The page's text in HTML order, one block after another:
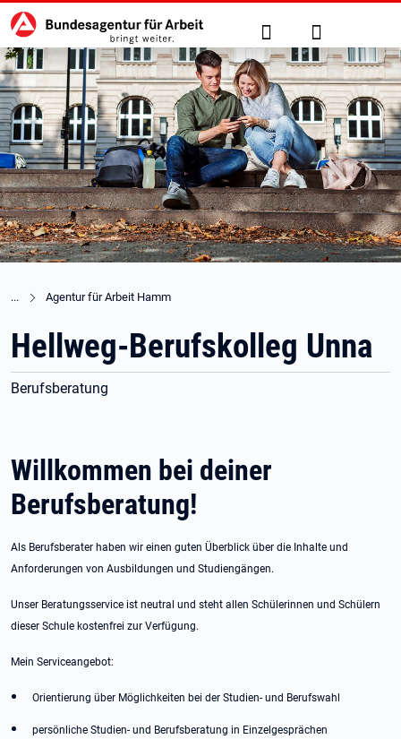
zu den Hauptinhalten springen
Hauptnavigation Suche Anmelden
Agentur für Arbeit Hamm
Hellweg-Berufskolleg Unna
Berufsberatung
Willkommen bei deiner
Berufsberatung!
Als Berufsberater haben wir einen guten Überblick über die Inhalte und
Anforderungen von Ausbildungen und Studiengängen.
Unser Beratungsservice ist neutral und steht allen Schülerinnen und Schülern
dieser Schule kostenfrei zur Verfügung.
Mein Serviceangebot:
Orientierung über Möglichkeiten bei der Studien- und Berufswahl
persönliche Studien- und Berufsberatung in Einzelgesprächen